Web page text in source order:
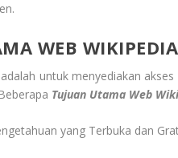
WEB WIKIPEDIA
untuk menyediakan
Tujuan Utama Web
yang Terbuka dan